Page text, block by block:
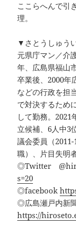
ここらへんで引
理。
▼さとうしゅう
元県庁マン／介
年、広島県福山
卒業後、2000年
などの行政を担
で対決するため
して勤務。2021
立候補、6人中3
議会委員（
職）、片目失明
◎Twitter
s=20
◎facebook
◎広島瀬戸内新
https://